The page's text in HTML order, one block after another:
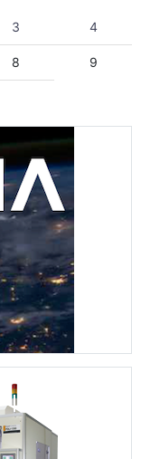
3 4
8 9